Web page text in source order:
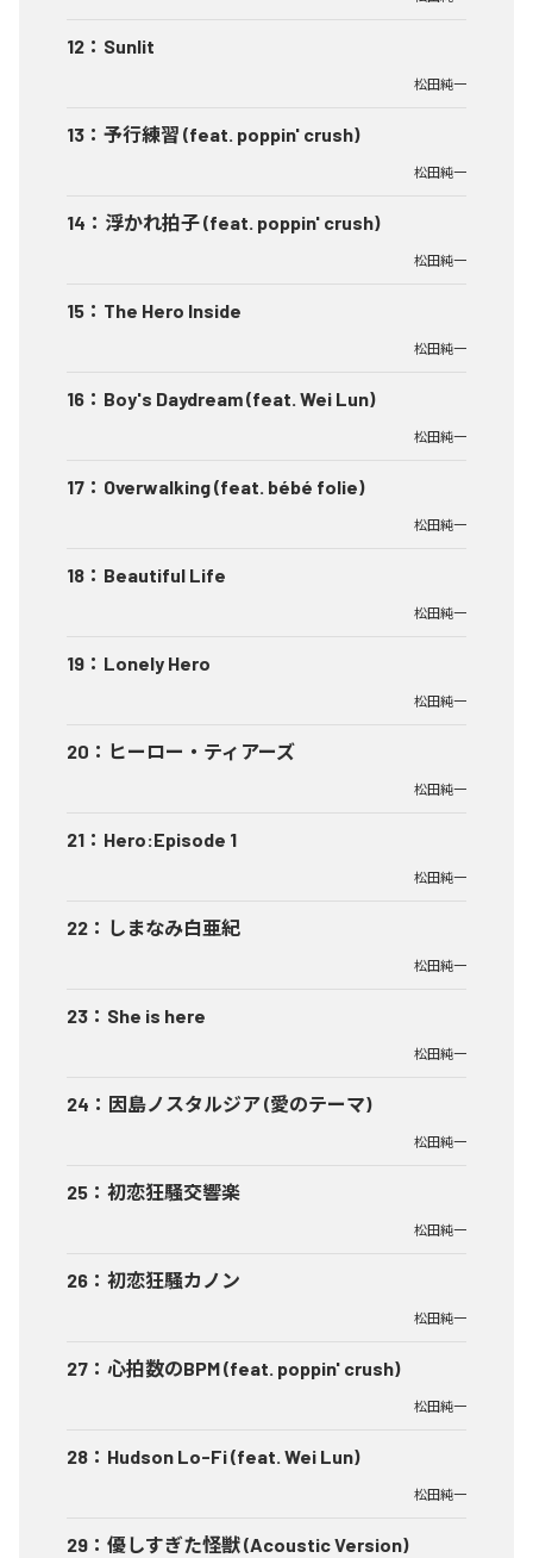
12 ： Sunlit
松田純一
13 ： 予行練習 (feat. poppin' crush)
松田純一
14 ： 浮かれ拍子 (feat. poppin' crush)
松田純一
15 ： The Hero Inside
松田純一
16 ： Boy's Daydream (feat. Wei Lun)
松田純一
17 ： Overwalking (feat. bébé folie)
松田純一
18 ： Beautiful Life
松田純一
19 ： Lonely Hero
松田純一
20 ： ヒーロー・ティアーズ
松田純一
21 ： Hero:Episode 1
松田純一
22 ： しまなみ白亜紀
松田純一
23 ： She is here
松田純一
24 ： 因島ノスタルジア (愛のテーマ)
松田純一
25 ： 初恋狂騒交響楽
松田純一
26 ： 初恋狂騒カノン
松田純一
27 ： 心拍数のBPM (feat. poppin' crush)
松田純一
28 ： Hudson Lo-Fi (feat. Wei Lun)
松田純一
29 ： 優しすぎた怪獣 (Acoustic Version)